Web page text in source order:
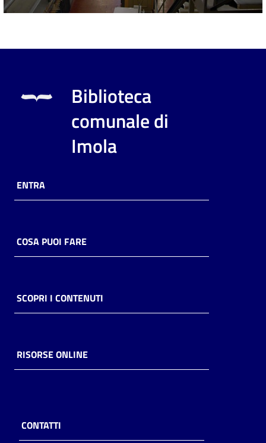
Biblioteca
comunale di
Imola
ENTRA
COSA PUOI FARE
SCOPRI I CONTENUTI
RISORSE ONLINE
CONTATTI